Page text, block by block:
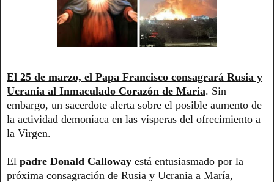
El 25 de marzo, el Papa Francisco consagrará Rusia y
Ucrania al Inmaculado Corazón de María. Sin
embargo, un sacerdote alerta sobre el posible aumento de
la actividad demoníaca en las vísperas del ofrecimiento a
la Virgen.
El padre Donald Calloway está entusiasmado por la
próxima consagración de Rusia y Ucrania a María,